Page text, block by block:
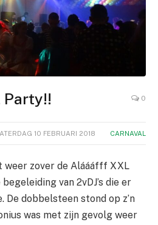
0
10 FEBRUARI 2018 CARNAVAL
weer zover de Aláááfff XXL
van 2vDJ’s die er
De dobbelsteen stond op z’n
was met zijn gevolg weer